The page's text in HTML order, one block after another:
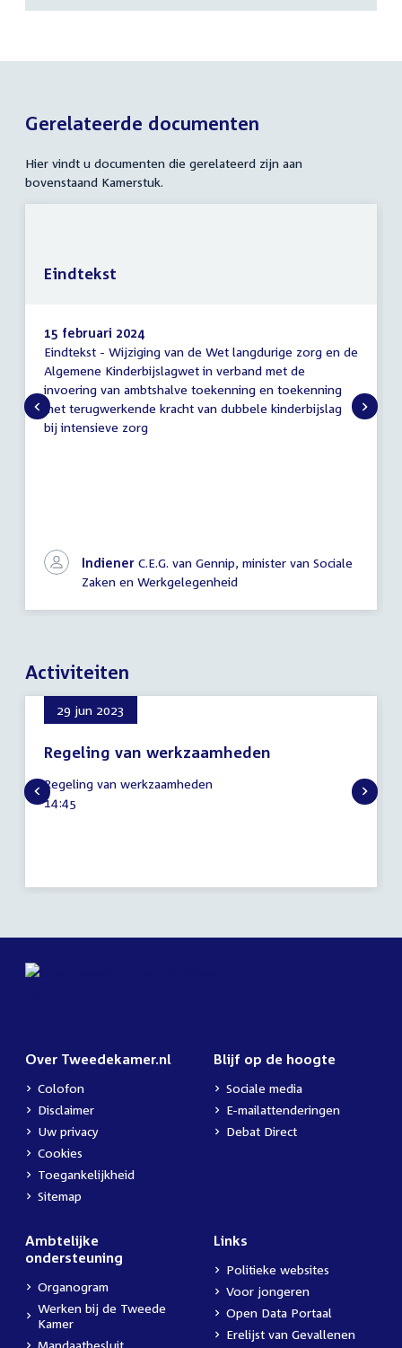
Gerelateerde documenten
Hier vindt u documenten die gerelateerd zijn aan
bovenstaand Kamerstuk.
Eindtekst
15 februari 2024
Eindtekst - Wijziging van de Wet langdurige zorg en de
Algemene Kinderbijslagwet in verband met de
invoering van ambtshalve toekenning en toekenning
met terugwerkende kracht van dubbele kinderbijslag
bij intensieve zorg
Indiener C.E.G. van Gennip, minister van Sociale
Zaken en Werkgelegenheid
Eindtekst
Activiteiten
29 jun 2023
Regeling van werkzaamheden
juni
2023
Regeling van werkzaamheden
Tijd
14:45
Over Tweedekamer.nl
Colofon
Disclaimer
Uw privacy
Cookies
Toegankelijkheid
Sitemap
Blijf op de hoogte
Sociale media
E-mailattenderingen
Debat Direct
Ambtelijke
ondersteuning
Organogram
Werken bij de Tweede
Kamer
Mandaatbesluit
Links
Politieke websites
Voor jongeren
Open Data Portaal
Erelijst van Gevallenen